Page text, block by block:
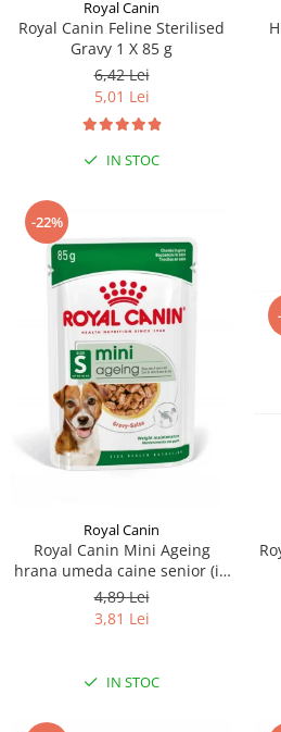
Sampoane si Balsamuri
Servetele Umede
Covorase absorbante
Curatare Ochi
Igiena Catel
Solutii Atractante si repelente
Custi transport - Pisici
Jucarii Pisici
Lese, Hamuri si Zgarzi
Paturi, perne si cosuri pentru pisici
Recompense Delicioase
Royal Canin
Royal Canin Feline Sterilised
Gravy 1 X 85 g
6,42 Lei
5,01 Lei
IN STOC
-22%
Royal Canin
Royal Canin Mini Ageing
hrana umeda caine senior (in
sos), 1 x 85 g
4,89 Lei
3,81 Lei
IN STOC